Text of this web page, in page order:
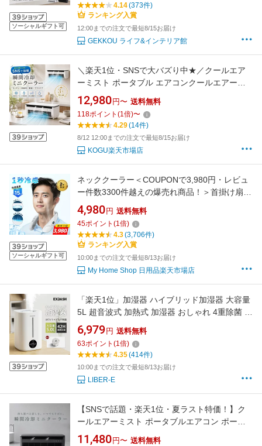
ソーシャルギフト可
Aomiya cooler しぶみ スポット 卓上
4.14(373件)
ランキング入賞
12:00までの注文で最短8/15お届け
GEKKOU ライフ&インテリア館
＼楽天1位・SNSで大バズり中★／クールエア
ーミスト ポータブル エアコンクールエアーミ
ストポータブルクーラー 屋外 ミニエアコン 冷
風扇 スポットエアコン 扇風機 卓上冷風機 小型
クーラー ミスト機能 車中泊に 持ち運べるエア
12,980 円〜 送料無料
118ポイント (1 倍)〜
4.29(14件)
8/12 12:00までの注文で最短8/15お届け
KOGU楽天市場店
ソーシャルギフト可
ネッククーラー＜COUPONで3,980円・レビュ
ー件数3300件越えの爆売れ商品！＞首掛け扇風
機 ネッククーラー 冷却プレート ペルチェ素子
瞬間冷却 ネックファン 3段階風量×3段階冷感
羽根なし 360サラウンド風 11時間稼働 携帯扇
風機 暑さ対策 ギフト PSE 2年保証
4,980 円 送料無料
45ポイント (1 倍)
4.3(3,706件)
ランキング入賞
10:00までの注文で最短8/13お届け
My Home Shop 日用品楽天市場店
「楽天1位」加湿器 ハイブリッド加湿器 大容量
5L 超音波式 加熱式 加湿器 おしゃれ 4重除菌 6
段階調節 卓上加湿器 上部給水 湿度設定 自動湿
度調節 空焚き防止 UVライト付き タイマー ア
ロマ対応 静音 節電 省エネ エコ 軽量 送料無料
6,979 円 送料無料
63ポイント (1 倍)
4.35(414件)
10:00までの注文で最短8/13お届け
LIBER-E
【SNSで話題・楽天1位・夏ラスト特価！】ク
ールエアーミスト ポータブルエアコン ポータ
ブル冷風機 SHIBUMI ポータブルクーラー
11,480 円〜 送料無料